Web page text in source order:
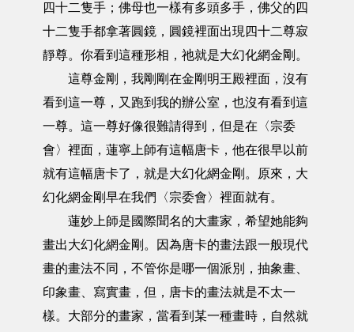
四十二隻手；佛母也一樣有多頭多手，佛父的四
十二隻手都拿著圓鏡，圓鏡裡面出現四十二尊寂
靜尊。你看到這種形相，祂就是大幻化網金剛。
這尊金剛，我剛剛在金剛明王殿裡面，沒有
看到這一尊，又跑到我的辦公室，也沒有看到這
一尊。這一尊好像很難請得到，但是在〈宗委
會〉裡面，蓮寧上師有這幅唐卡，他在很早以前
就有這幅唐卡了，就是大幻化網金剛。原來，大
幻化網金剛早在我們〈宗委會〉裡面就有。
蓮妙上師是國際聞名的大畫家，希望她能夠
畫出大幻化網金剛。因為唐卡的畫法跟一般現代
畫的畫法不同，不管你是哪一個派別，抽象畫、
印象畫、寫實畫，但，唐卡的畫法就是不太一
樣。大部分的畫家，當看到某一種畫時，自然就